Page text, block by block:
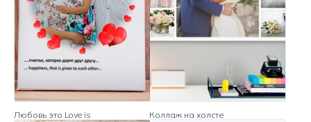
Любовь это Love is Коллаж на холсте